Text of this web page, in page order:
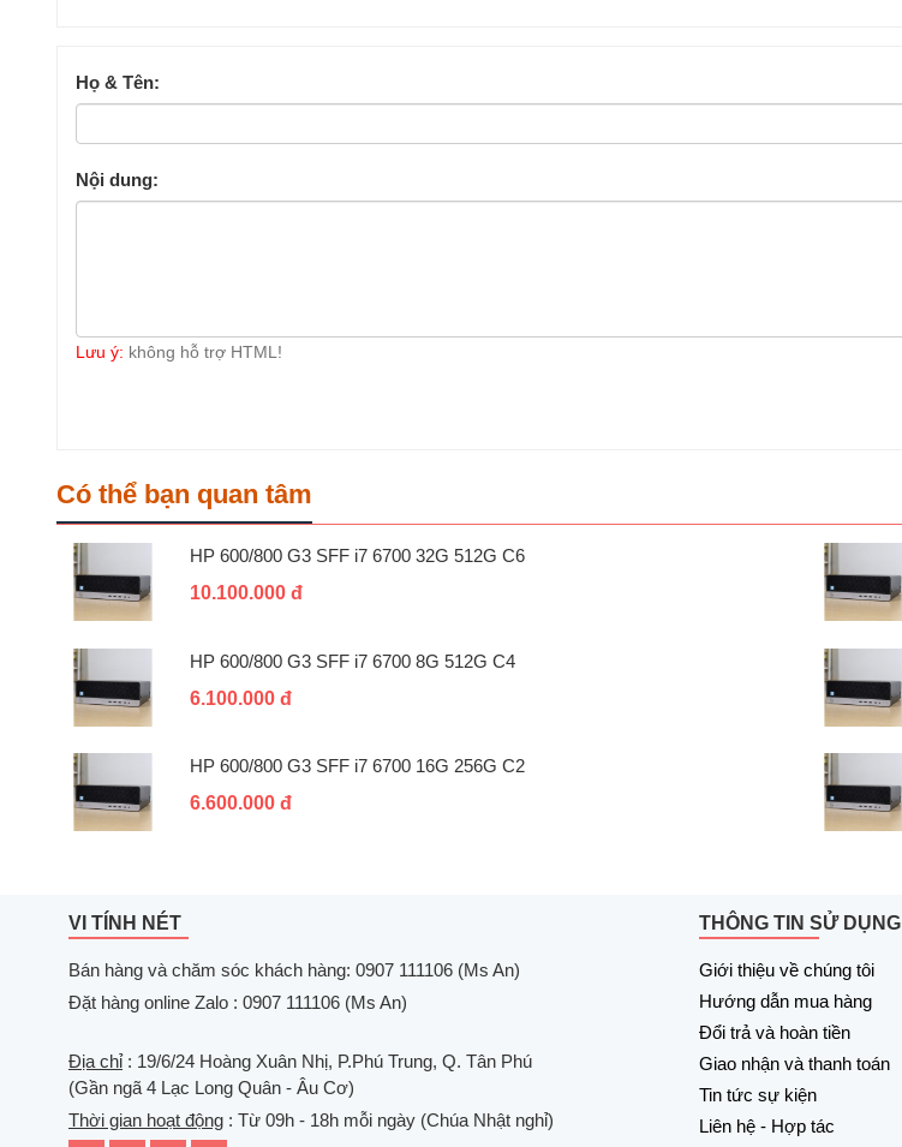
Họ & Tên:
Nội dung:
Lưu ý: không hỗ trợ HTML!
Có thể bạn quan tâm
HP 600/800 G3 SFF i7 6700 32G 512G C6
10.100.000 đ
HP 600/800 G3 SFF i7 6700 8G 512G C4
6.100.000 đ
HP 600/800 G3 SFF i7 6700 16G 256G C2
6.600.000 đ
VI TÍNH NÉT
Bán hàng và chăm sóc khách hàng: 0907 111106 (Ms An)
Đặt hàng online Zalo : 0907 111106 (Ms An)
Địa chỉ: 19/6/24 Hoàng Xuân Nhị, P.Phú Trung, Q. Tân Phú
(Gần ngã 4 Lạc Long Quân - Âu Cơ)
Thời gian hoạt động : Từ 09h - 18h mỗi ngày (Chúa Nhật nghỉ)
THÔNG TIN SỬ DỤNG
Giới thiệu về chúng tôi
Hướng dẫn mua hàng
Đổi trả và hoàn tiền
Giao nhận và thanh toán
Tin tức sự kiện
Liên hệ - Hợp tác